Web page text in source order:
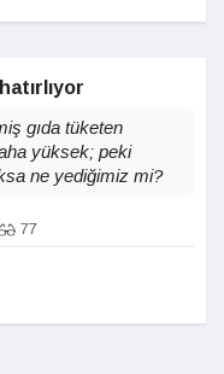
gıda tüketen
yüksek; peki
ne yediğimiz mi?
77